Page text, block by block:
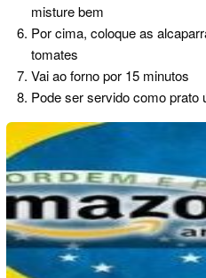
misture bem
Por cima, coloque as
tomates
Vai ao forno por 15 minutos
Pode ser servido como